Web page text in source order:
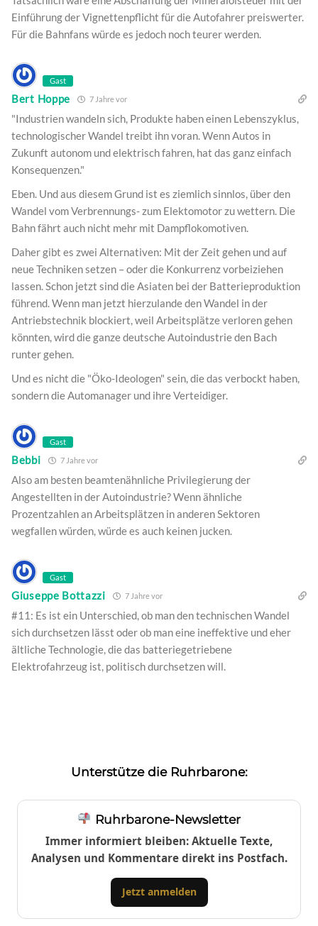
Einführung der Vignettenpflicht für die Autofahrer preiswerter.
Für die Bahnfans würde es jedoch noch teurer werden.
Gast
Bert Hoppe 7 Jahre vor
"Industrien wandeln sich, Produkte haben einen Lebenszyklus,
technologischer Wandel treibt ihn voran. Wenn Autos in
Zukunft autonom und elektrisch fahren, hat das ganz einfach
Konsequenzen."
Eben. Und aus diesem Grund ist es ziemlich sinnlos, über den
Wandel vom Verbrennungs- zum Elektomotor zu wettern. Die
Bahn fährt auch nicht mehr mit Dampflokomotiven.
Daher gibt es zwei Alternativen: Mit der Zeit gehen und auf
neue Techniken setzen – oder die Konkurrenz vorbeiziehen
lassen. Schon jetzt sind die Asiaten bei der Batterieproduktion
führend. Wenn man jetzt hierzulande den Wandel in der
Antriebstechnik blockiert, weil Arbeitsplätze verloren gehen
könnten, wird die ganze deutsche Autoindustrie den Bach
runter gehen.
Und es nicht die "Öko-Ideologen" sein, die das verbockt haben,
sondern die Automanager und ihre Verteidiger.
Gast
Bebbi 7 Jahre vor
Also am besten beamtenähnliche Privilegierung der
Angestellten in der Autoindustrie? Wenn ähnliche
Prozentzahlen an Arbeitsplätzen in anderen Sektoren
wegfallen würden, würde es auch keinen jucken.
Gast
Giuseppe Bottazzi 7 Jahre vor
#11: Es ist ein Unterschied, ob man den technischen Wandel
sich durchsetzen lässt oder ob man eine ineffektive und eher
ältliche Technologie, die das batteriegetriebene
Elektrofahrzeug ist, politisch durchsetzen will.
Unterstütze die Ruhrbarone:
Ruhrbarone-Newsletter
Immer informiert bleiben: Aktuelle Texte,
Analysen und Kommentare direkt ins Postfach.
Jetzt anmelden